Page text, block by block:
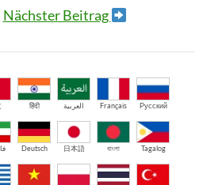
Nächster Beitrag
हिंदी العربية Français Русский
Deutsch 日本語 বাংলা Tagalog